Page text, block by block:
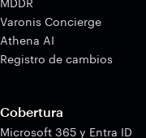
MDDR
Varonis Concierge
Athena AI
Registro de cambios
Cobertura
Microsoft 365 y Entra ID